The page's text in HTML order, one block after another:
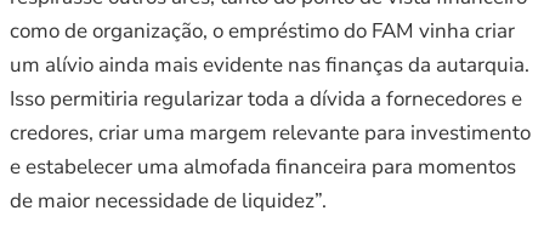
como de organização, o empréstimo do FAM vinha criar
um alívio ainda mais evidente nas finanças da autarquia.
Isso permitiria regularizar toda a dívida a fornecedores e
credores, criar uma margem relevante para investimento
e estabelecer uma almofada financeira para momentos
de maior necessidade de liquidez”.